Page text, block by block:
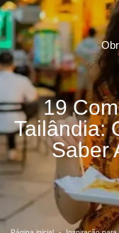
19
Tailândia:
Saber